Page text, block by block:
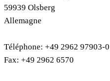
59939 Olsberg
Allemagne
Téléphone: +49 2962 97903-0
Fax: +49 2962 6570